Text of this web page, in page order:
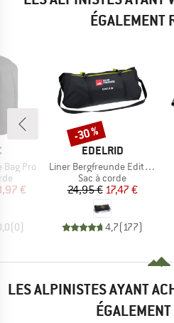
ÉGALEMENT
Bag Pro
réduit
€
(0)
MARQUE
EDELRID
Article
Liner Bergfreunde Edition
Product group
Sac à corde
Prix
24,95 €Prix réduit
17,47 €
4,7( 177)
Remise
-30 %
LES ALPINISTES AYANT